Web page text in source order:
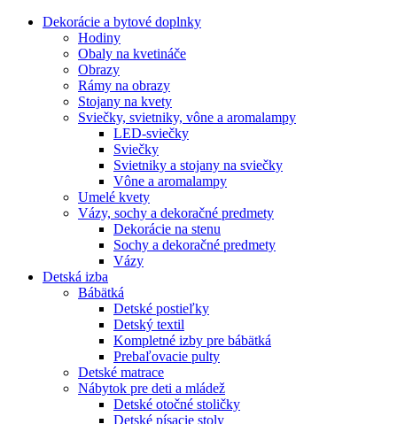
Dekorácie a bytové doplnky
Hodiny
Obaly na kvetináče
Obrazy
Rámy na obrazy
Stojany na kvety
Sviečky, svietniky, vône a aromalampy
LED-sviečky
Sviečky
Svietniky a stojany na sviečky
Vône a aromalampy
Umelé kvety
Vázy, sochy a dekoračné predmety
Dekorácie na stenu
Sochy a dekoračné predmety
Vázy
Detská izba
Bábätká
Detské postieľky
Detský textil
Kompletné izby pre bábätká
Prebaľovacie pulty
Detské matrace
Nábytok pre deti a mládež
Detské otočné stoličky
Detské písacie stoly